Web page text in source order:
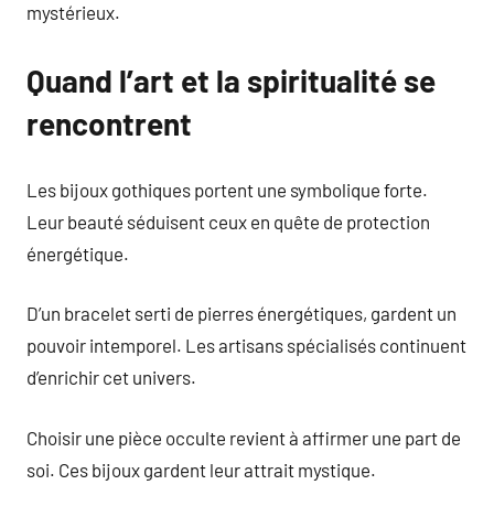
mystérieux.
Quand l’art et la spiritualité se
rencontrent
Les bijoux gothiques portent une symbolique forte.
Leur beauté séduisent ceux en quête de protection
énergétique.
D’un bracelet serti de pierres énergétiques, gardent un
pouvoir intemporel. Les artisans spécialisés continuent
d’enrichir cet univers.
Choisir une pièce occulte revient à affirmer une part de
soi. Ces bijoux gardent leur attrait mystique.